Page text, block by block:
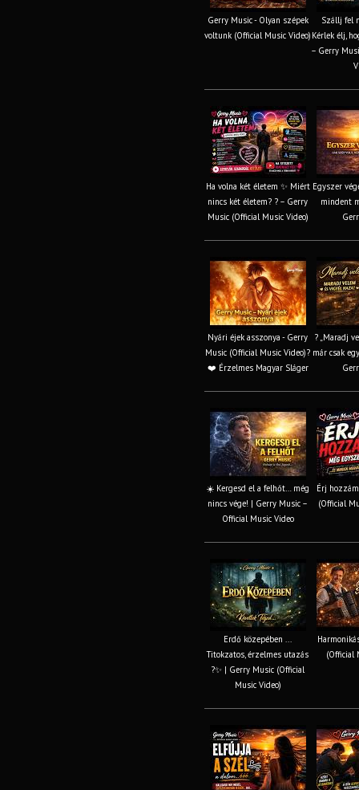
Gerry Music - Olyan szépek
voltunk (Official Music Video)
Szállj fel
Kérlek élj,
– Gerry
Ha volna két életem ✨ Miért
nincs két életem? ? – Gerry
Music (Official Music Video)
Egyszer
mindent
Nyári éjek asszonya - Gerry
Music (Official Music Video)?
❤️ Érzelmes Magyar Sláger
? „Maradj
már csak
☀️ Kergesd el a felhőt… még
nincs vége! | Gerry Music –
Official Music Video
Érj
(Official
Erdő közepében ...
Titokzatos, érzelmes utazás
?✨ | Gerry Music (Official
Music Video)
(Official